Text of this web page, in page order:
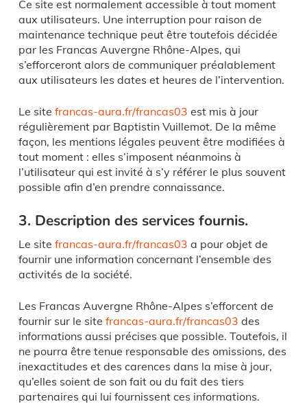
Ce site est normalement accessible à tout moment
aux utilisateurs. Une interruption pour raison de
maintenance technique peut être toutefois décidée
par les Francas Auvergne Rhône-Alpes, qui
s’efforceront alors de communiquer préalablement
aux utilisateurs les dates et heures de l’intervention.
Le site francas-aura.fr/francas03 est mis à jour
régulièrement par Baptistin Vuillemot. De la même
façon, les mentions légales peuvent être modifiées à
tout moment : elles s’imposent néanmoins à
l’utilisateur qui est invité à s’y référer le plus souvent
possible afin d’en prendre connaissance.
3. Description des services fournis.
Le site francas-aura.fr/francas03 a pour objet de
fournir une information concernant l’ensemble des
activités de la société.
Les Francas Auvergne Rhône-Alpes s’efforcent de
fournir sur le site francas-aura.fr/francas03 des
informations aussi précises que possible. Toutefois, il
ne pourra être tenue responsable des omissions, des
inexactitudes et des carences dans la mise à jour,
qu’elles soient de son fait ou du fait des tiers
partenaires qui lui fournissent ces informations.